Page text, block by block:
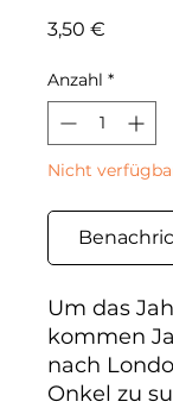
3,50 €
Anzahl *
Nicht
Um das
kommen
nach
Onkel zu